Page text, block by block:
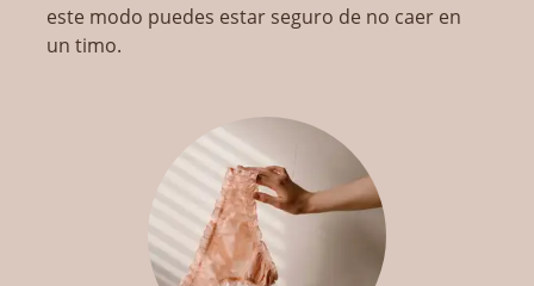
este modo puedes estar seguro de no caer en
un timo.